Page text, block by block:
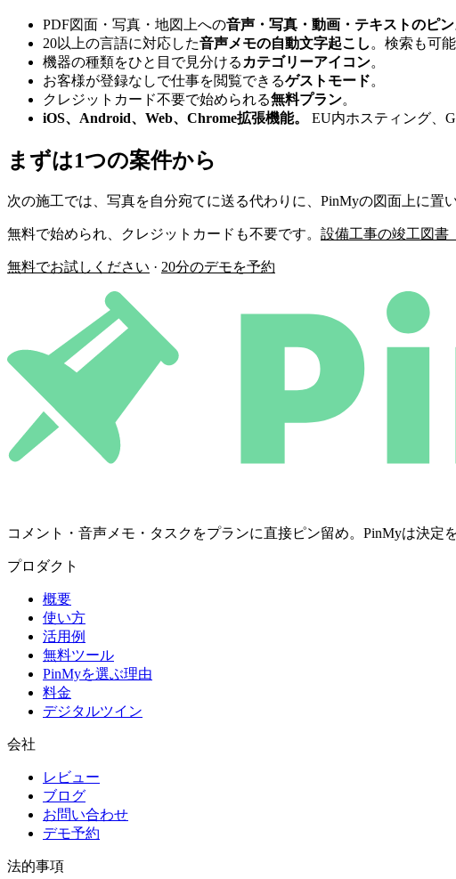
PDF図面・写真・地図上への音声・写真・動画・テキストのピン
20以上の言語に対応した音声メモの自動文字起こし 。検索も可能
機器の種類をひと目で見分ける カテゴリーアイコン。
お客様が登録なしで仕事を閲覧できるゲストモード。
クレジットカード不要で始められる無料プラン。
iOS、Android、Web、Chrome拡張機能。
EU内ホスティング、
まずは1つの案件から
次の施工では、写真を自分宛てに送る代わりに、PinMyの図面上に置
無料で始められ、クレジットカードも不要です。 設備工事の竣工図書
無料でお試しください · 20分のデモを予約
コメント・音声メモ・タスクをプランに直接ピン留め。PinMyは決定
プロダクト
概要
使い方
活用例
無料ツール
PinMyを選ぶ理由
料金
デジタルツイン
会社
レビュー
ブログ
お問い合わせ
デモ予約
法的事項